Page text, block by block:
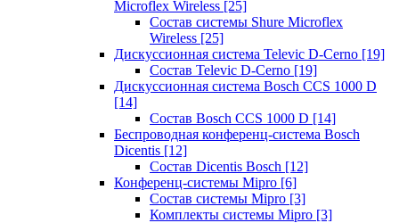
Microflex Wireless [25]
Состав системы Shure Microflex
Wireless [25]
Дискуссионная система Televic D-Cerno [19]
Состав Televic D-Cerno [19]
Дискуссионная система Bosch CCS 1000 D
[14]
Состав Bosch CCS 1000 D [14]
Беспроводная конференц-система Bosch
Dicentis [12]
Состав Dicentis Bosch [12]
Конференц-системы Mipro [6]
Состав системы Mipro [3]
Комплекты системы Mipro [3]